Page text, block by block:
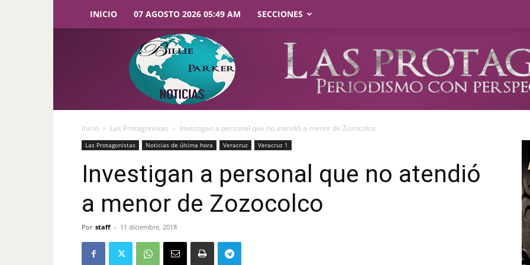
INICIO 07 AGOSTO 2026 05:49 AM SECCIONES
Parker
Noticias
Inicio Las Protagonistas Investigan a personal que no atendió a menor de Zozocolco
Las Protagonistas Noticias de última hora Veracruz Veracruz 1
Investigan a personal que no atendió
a menor de Zozocolco
Por staff - 11 diciembre, 2018